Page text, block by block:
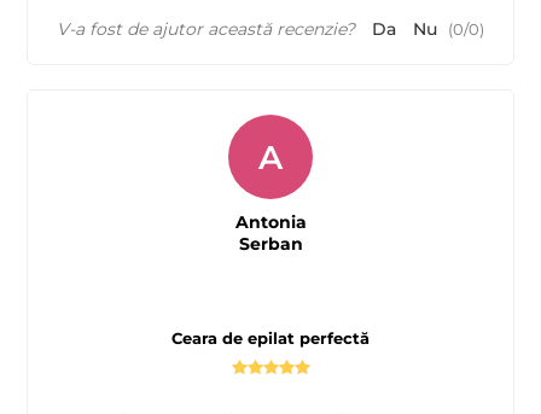
V-a fost de ajutor această recenzie? Da Nu (0/0)
Ceara de epilat perfectă
A
Antonia
Serban